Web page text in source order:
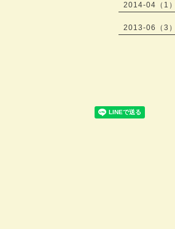
2014-04（1）
2013-06（3）